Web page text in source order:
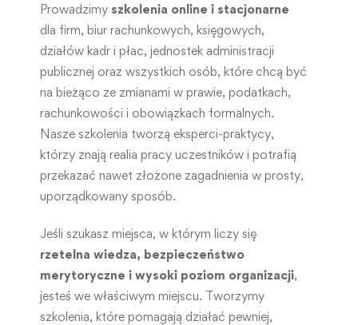
Prowadzimy szkolenia online i stacjonarne
dla firm, biur rachunkowych, księgowych,
działów kadr i płac, jednostek administracji
publicznej oraz wszystkich osób, które chcą być
na bieżąco ze zmianami w prawie, podatkach,
rachunkowości i obowiązkach formalnych.
Nasze szkolenia tworzą eksperci-praktycy,
którzy znają realia pracy uczestników i potrafią
przekazać nawet złożone zagadnienia w prosty,
uporządkowany sposób.
Jeśli szukasz miejsca, w którym liczy się
rzetelna wiedza, bezpieczeństwo
merytoryczne i wysoki poziom organizacji,
jesteś we właściwym miejscu. Tworzymy
szkolenia, które pomagają działać pewniej,